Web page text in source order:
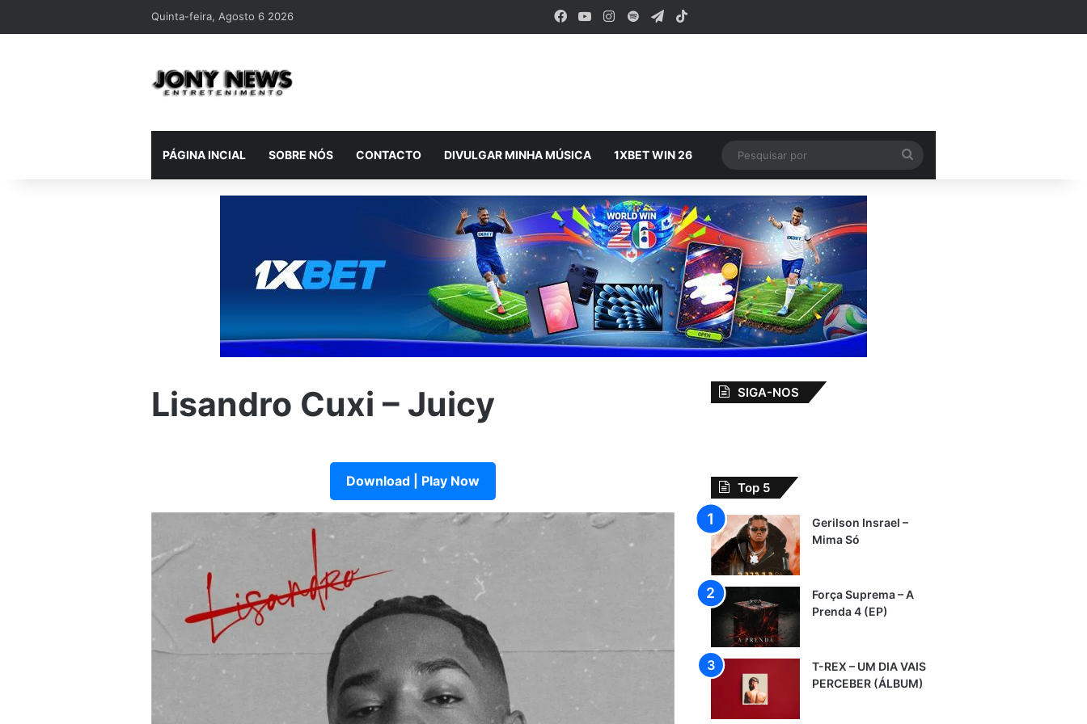
Quinta-feira, Agosto 6 2026 Facebook
YouTubeInstagram
SpotifyTelegram
TikTok
PÁGINA INCIAL SOBRE NÓS CONTACTO DIVULGAR MINHA MÚSICA 1XBET WIN 26
por
Lisandro Cuxi – Juicy
Download | Play Now
SIGA-NOS
Top 5
Gerilson Insrael –
Mima Só
Força Suprema – A
Prenda 4 (EP)
T-REX – UM DIA VAIS
PERCEBER (ÁLBUM)